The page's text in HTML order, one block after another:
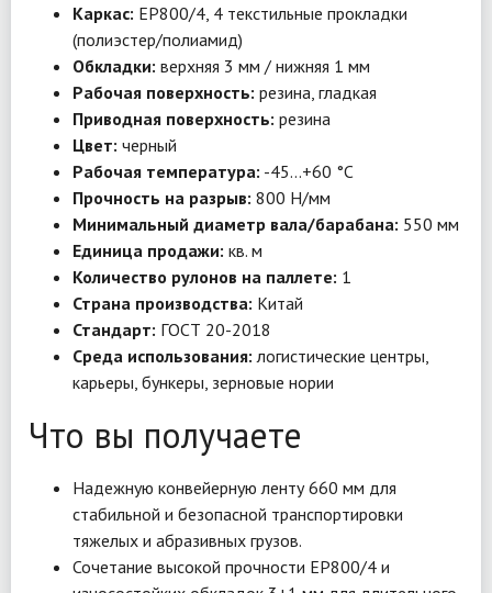
Каркас: EP800/4, 4 текстильные прокладки
(полиэстер/полиамид)
Обкладки: верхняя 3 мм / нижняя 1 мм
Рабочая поверхность: резина, гладкая
Приводная поверхность: резина
Цвет: черный
Рабочая температура: -45…+60 °C
Прочность на разрыв: 800 Н/мм
Минимальный диаметр вала/барабана: 550 мм
Единица продажи: кв. м
Количество рулонов на паллете: 1
Страна производства: Китай
Стандарт: ГОСТ 20-2018
Среда использования: логистические центры,
карьеры, бункеры, зерновые нории
Что вы получаете
Надежную конвейерную ленту 660 мм для
стабильной и безопасной транспортировки
тяжелых и абразивных грузов.
Сочетание высокой прочности EP800/4 и